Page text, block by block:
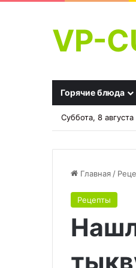
VP-
Горячие блюда
Суббота, 8
Главная /
Рецепты